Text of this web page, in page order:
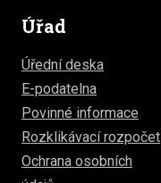
Úřad
Úřední deska
E-podatelna
Povinné informace
Rozklikávací rozpočet
Ochrana osobních